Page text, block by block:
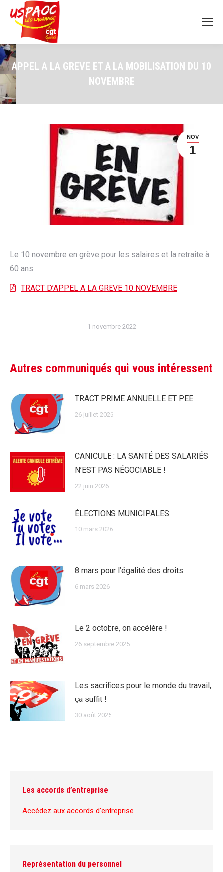
APPEL A LA GREVE ET A LA MOBILISATION DU 10
NOVEMBRE
NOV
1
Le 10 novembre en grève pour les salaires et la retraite à
60 ans
TRACT D’APPEL A LA GREVE 10 NOVEMBRE
1 novembre 2022
Autres communiqués qui vous intéressent
TRACT PRIME ANNUELLE ET PEE
26 juillet 2026
CANICULE : LA SANTÉ DES SALARIÉS
N’EST PAS NÉGOCIABLE !
22 juin 2026
ÉLECTIONS MUNICIPALES
10 mars 2026
8 mars pour l’égalité des droits
6 mars 2026
Le 2 octobre, on accélère !
26 septembre 2025
Les sacrifices pour le monde du travail,
ça suffit !
30 août 2025
Les accords d’entreprise
Accédez aux accords d'entreprise
Représentation du personnel